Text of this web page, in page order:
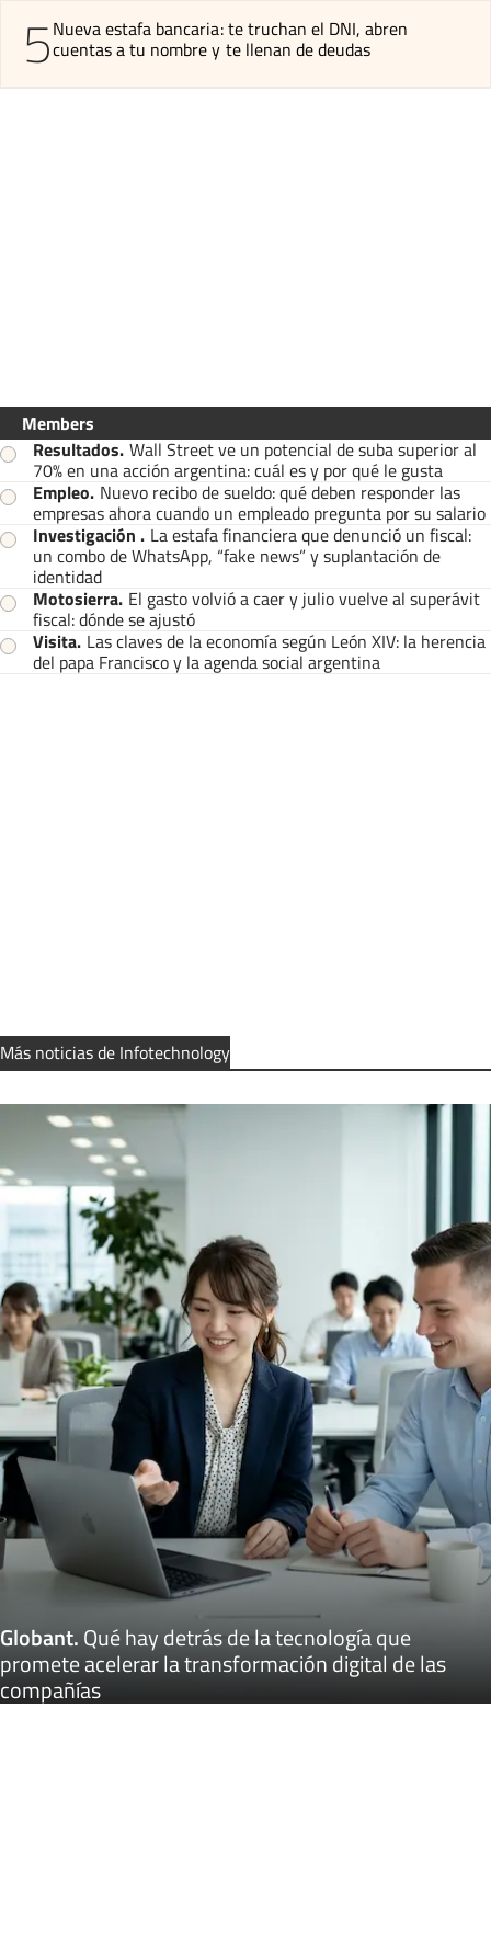
5Nueva estafa bancaria: te truchan el DNI, abren
cuentas a tu nombre y te llenan de deudas
Members
Resultados. Wall Street ve un potencial de suba superior al
70% en una acción argentina: cuál es y por qué le gusta
Empleo. Nuevo recibo de sueldo: qué deben responder las
empresas ahora cuando un empleado pregunta por su salario
Investigación . La estafa financiera que denunció un fiscal:
un combo de WhatsApp, “fake news” y suplantación de
identidad
Motosierra. El gasto volvió a caer y julio vuelve al superávit
fiscal: dónde se ajustó
Visita. Las claves de la economía según León XIV: la herencia
del papa Francisco y la agenda social argentina
Más noticias de Infotechnology
Globant.Qué hay detrás de la tecnología que
promete acelerar la transformación digital de las
compañías